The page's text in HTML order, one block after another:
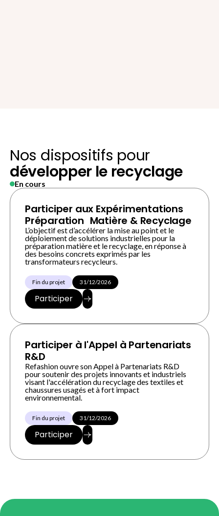
Nos dispositifs pour
développer le recyclage
En cours
Participer aux Expérimentations
Préparation Matière & Recyclage
L’objectif est d’accélérer la mise au point et le
déploiement de solutions industrielles pour la
préparation matière et le recyclage, en réponse à
des besoins concrets exprimés par les
transformateurs recycleurs.
Fin du projet 31/12/2026
Participer
Participer à l'Appel à Partenariats
R&D
Refashion ouvre son Appel à Partenariats R&D
pour soutenir des projets innovants et industriels
visant l'accélération du recyclage des textiles et
chaussures usagés et à fort impact
environnemental.
Fin du projet 31/12/2026
Participer